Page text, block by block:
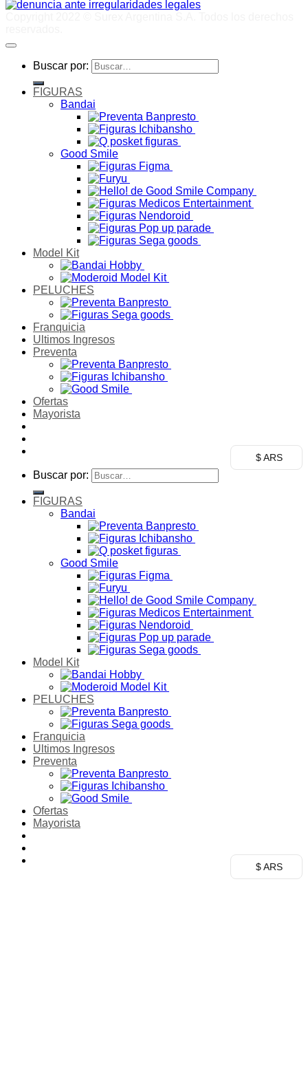
Buscar por:
FIGURAS
Bandai
Good Smile
Model Kit
PELUCHES
Franquicia
Ultimos Ingresos
Preventa
Ofertas
Mayorista
$ ARS
Buscar por:
FIGURAS
Bandai
Good Smile
Model Kit
PELUCHES
Franquicia
Ultimos Ingresos
Preventa
Ofertas
Mayorista
$ ARS